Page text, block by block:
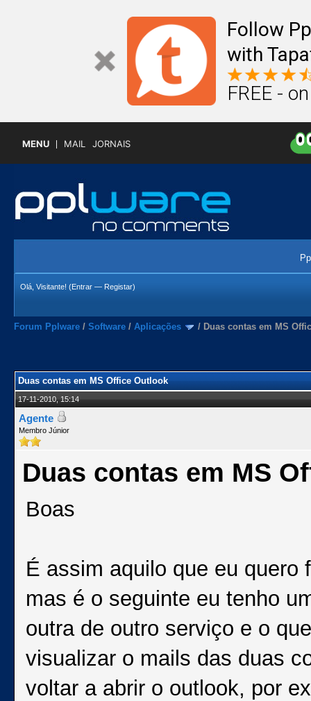
Follow
with
FREE -
MENU MAIL JORNAIS
Olá, Visitante! (Entrar — Registar)
Forum Pplware / Software / Aplicações / Duas contas em MS
Duas contas em MS Office Outlook
17-11-2010, 15:14
Agente
Membro Júnior
Duas contas em MS
Boas
É assim aquilo que eu
mas é o seguinte eu tenho
outra de outro serviço e o
visualizar o mails das duas
voltar a abrir o outlook, por